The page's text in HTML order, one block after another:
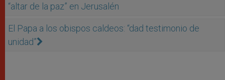
“altar de la paz” en Jerusalén
El Papa a los obispos caldeos: “dad testimonio de
unidad”